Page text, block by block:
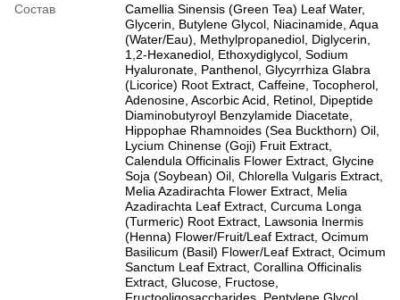
Состав
Camellia Sinensis (Green Tea) Leaf Water,
Glycerin, Butylene Glycol, Niacinamide, Aqua
(Water/Eau), Methylpropanediol, Diglycerin,
1,2-Hexanediol, Ethoxydiglycol, Sodium
Hyaluronate, Panthenol, Glycyrrhiza Glabra
(Licorice) Root Extract, Caffeine, Tocopherol,
Adenosine, Ascorbic Acid, Retinol, Dipeptide
Diaminobutyroyl Benzylamide Diacetate,
Hippophae Rhamnoides (Sea Buckthorn) Oil,
Lycium Chinense (Goji) Fruit Extract,
Calendula Officinalis Flower Extract, Glycine
Soja (Soybean) Oil, Chlorella Vulgaris Extract,
Melia Azadirachta Flower Extract, Melia
Azadirachta Leaf Extract, Curcuma Longa
(Turmeric) Root Extract, Lawsonia Inermis
(Henna) Flower/Fruit/Leaf Extract, Ocimum
Basilicum (Basil) Flower/Leaf Extract, Ocimum
Sanctum Leaf Extract, Corallina Officinalis
Extract, Glucose, Fructose,
Fructooligosaccharides, Pentylene Glycol,